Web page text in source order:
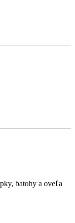
batohy a oveľa